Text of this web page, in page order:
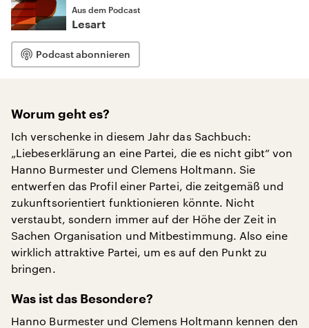
Aus dem Podcast
Lesart
Podcast abonnieren
Worum geht es?
Ich verschenke in diesem Jahr das Sachbuch:
„Liebeserklärung an eine Partei, die es nicht gibt“ von
Hanno Burmester und Clemens Holtmann. Sie
entwerfen das Profil einer Partei, die zeitgemäß und
zukunftsorientiert funktionieren könnte. Nicht
verstaubt, sondern immer auf der Höhe der Zeit in
Sachen Organisation und Mitbestimmung. Also eine
wirklich attraktive Partei, um es auf den Punkt zu
bringen.
Was ist das Besondere?
Hanno Burmester und Clemens Holtmann kennen den